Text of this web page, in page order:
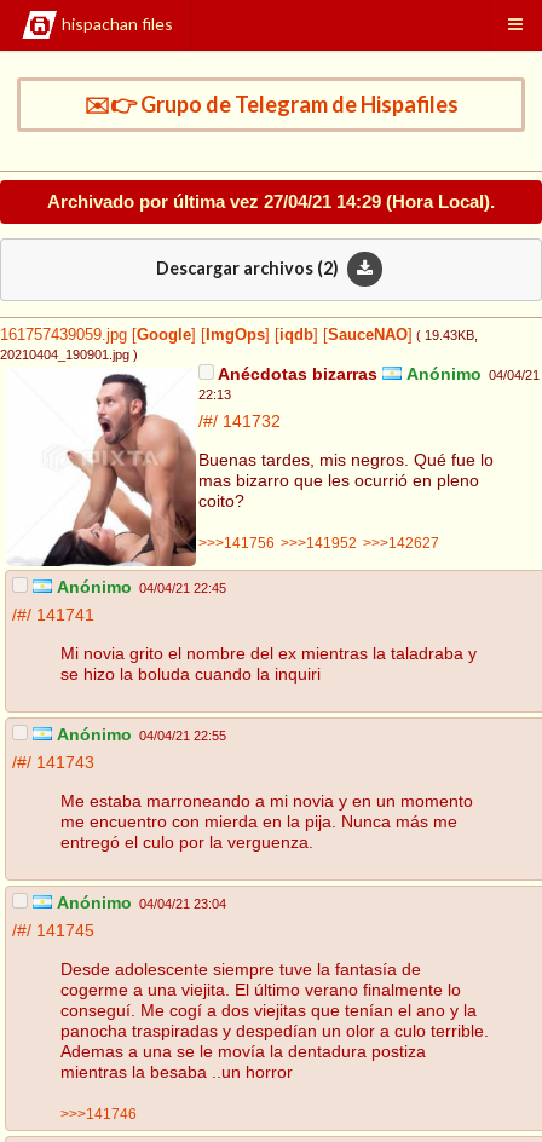
hispachan files
✉️👉 Grupo de Telegram de Hispafiles
Archivado por última vez 27/04/21 14:29 (Hora Local).
Descargar archivos (2)
161757439059.jpg Google ImgOps iqdb SauceNAO ( 19.43KB
20210404_190901.jpg )
Anécdotas bizarras Anónimo 04/04/21
22:13
/#/ 141732
Buenas tardes, mis negros. Qué fue lo
mas bizarro que les ocurrió en pleno
coito?
>>>141756 >>>141952 >>>142627
Anónimo 04/04/21 22:45
/#/ 141741
Mi novia grito el nombre del ex mientras la taladraba y
se hizo la boluda cuando la inquiri
Anónimo 04/04/21 22:55
/#/ 141743
Me estaba marroneando a mi novia y en un momento
me encuentro con mierda en la pija. Nunca más me
entregó el culo por la verguenza.
Anónimo 04/04/21 23:04
/#/ 141745
Desde adolescente siempre tuve la fantasía de
cogerme a una viejita. El último verano finalmente lo
conseguí. Me cogí a dos viejitas que tenían el ano y la
panocha traspiradas y despedían un olor a culo terrible.
Ademas a una se le movía la dentadura postiza
mientras la besaba ..un horror
>>>141746